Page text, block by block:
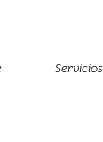
Servicios